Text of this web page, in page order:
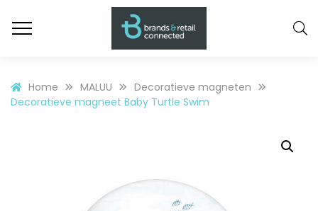
Home MALUU
Decoratieve magneten
Decoratieve magneet Baby Turtle Swim